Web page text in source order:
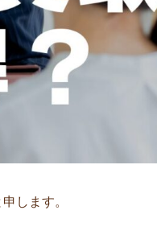
します。